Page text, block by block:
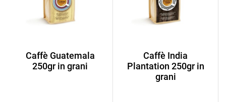
Caffè Guatemala
250gr in grani
Caffè India
Plantation 250gr in
grani